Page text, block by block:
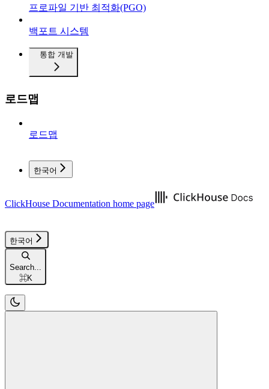
프로파일 기반 최적화(PGO)
백포트 시스템
통합 개발
로드맵
로드맵
한국어
ClickHouse Documentation home page
한국어
Search...
⌘K